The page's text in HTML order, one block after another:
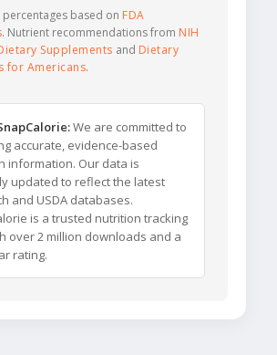
percentages based on FDA
. Nutrient recommendations from NIH
Supplements and Dietary
for Americans.
We are committed to
accurate, evidence-based
information. Our data is
updated to reflect the latest
and USDA databases.
is a trusted nutrition tracking
over 2 million downloads and a
rating.